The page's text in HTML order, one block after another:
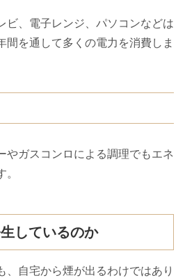
、電子レンジ、パソコンなどは
間を通して多くの電力を消費しま
ガスコンロによる調理でもエネ
しているのか
自宅から煙が出るわけではあり